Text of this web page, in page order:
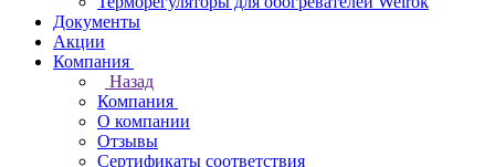
Документы
Акции
Компания
Назад
Компания
О компании
Отзывы
Сертификаты соответствия